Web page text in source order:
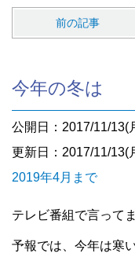
前の記事
今年の冬は
公開日：2017/11/13(
更新日：2017/11/13(
2019年4月まで
テレビ番組で言って
予報では、今年は寒